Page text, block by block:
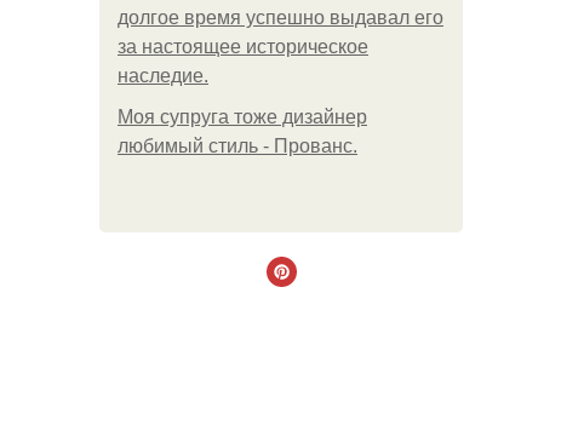
долгое время успешно выдавал его
за настоящее историческое
наследие.
Моя супруга тоже дизайнер
любимый стиль - Прованс.